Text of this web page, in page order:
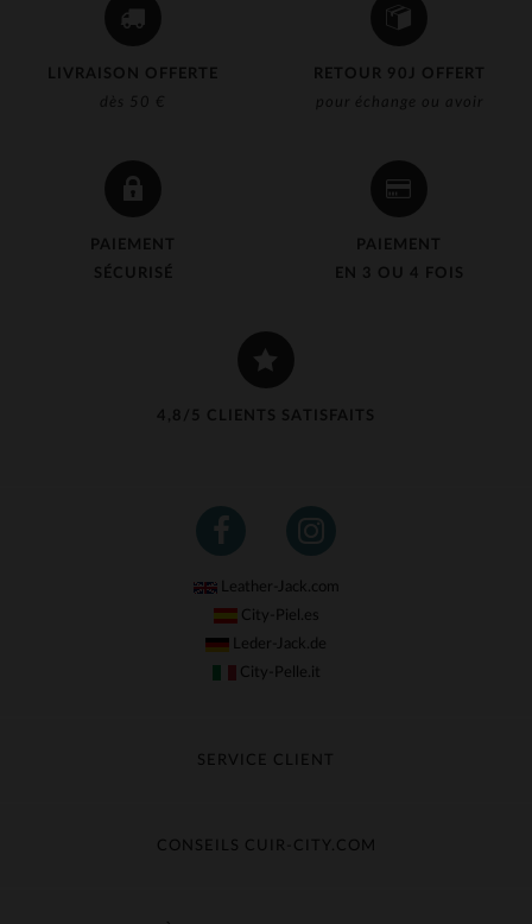
LIVRAISON OFFERTE
dès 50 €
RETOUR 90J OFFERT
pour échange ou avoir
PAIEMENT
SÉCURISÉ
PAIEMENT
EN 3 OU 4 FOIS
4,8/5 CLIENTS SATISFAITS
Leather-Jack.com
City-Piel.es
Leder-Jack.de
City-Pelle.it
SERVICE CLIENT
Échange & Remboursement
CONSEILS CUIR-CITY.COM